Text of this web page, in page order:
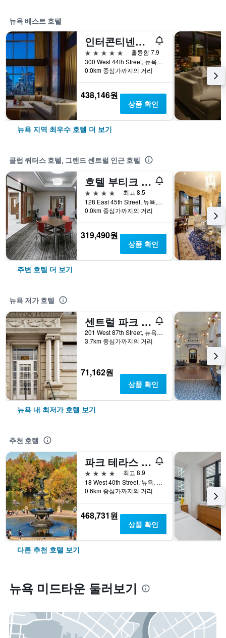
뉴욕 베스트 호텔
인터콘티넨탈 뉴욕 타임스 스퀘어
5성급
훌륭함 7.9
300 West 44th Street, 뉴욕, NY, 미국
0.0km 중심가까지의 거리
438,146원
상품 확인
뉴욕 지역 최우수 호텔 더 보기
클럽 쿼터스 호텔, 그랜드 센트럴 인근 호텔
호텔 부티크 앳 그랜드 센트럴
4성급
최고 8.5
128 East 45th Street, 뉴욕, NY, 미국
0.0km 중심가까지의 거리
319,490원
상품 확인
주변 호텔 더 보기
뉴욕 저가 호텔
센트럴 파크 웨스트 호스텔
201 West 87th Street, 뉴욕, NY, 미국
3.7km 중심가까지의 거리
71,162원
상품 확인
뉴욕 내 최저가 호텔 보기
추천 호텔
파크 테라스 호텔
4성급
최고 8.9
18 West 40th Street, 뉴욕, NY, 미국
0.6km 중심가까지의 거리
468,731원
상품 확인
다른 추천 호텔 보기
뉴욕 미드타운 둘러보기